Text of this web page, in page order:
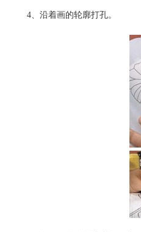
4、沿着画的轮廓打孔。